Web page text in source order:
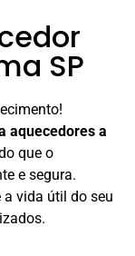
SP
aquecedores a
que o
e segura.
a vida útil do seu